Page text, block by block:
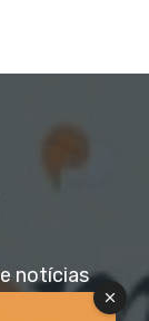
notícias
o público